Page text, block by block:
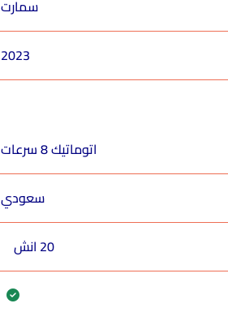
سمارت
2023
اتوماتيك 8 سرعات
سعودي
20 انش